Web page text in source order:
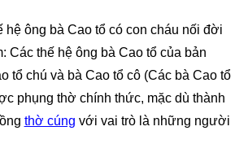
hệ ông bà Cao tổ có con cháu nối đời
Các thế hệ ông bà Cao tổ của bản
tổ chú và bà Cao tổ cô (Các bà Cao tổ
phụng thờ chính thức, mặc dù thành
thờ cúng với vai trò là những người